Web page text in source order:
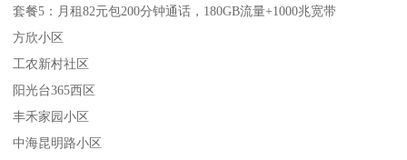
套餐5：月租82元包200分钟通话，180GB流量+1000兆宽带
方欣小区
工农新村社区
阳光台365西区
丰禾家园小区
中海昆明路小区